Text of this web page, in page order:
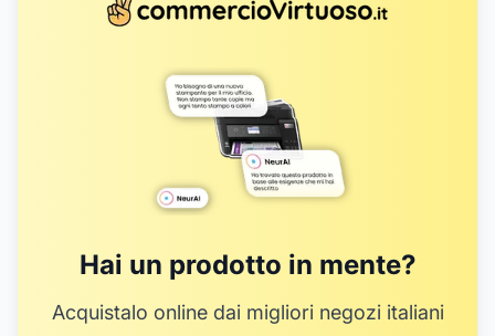
Hai un prodotto in mente?
Acquistalo online dai migliori negozi italiani